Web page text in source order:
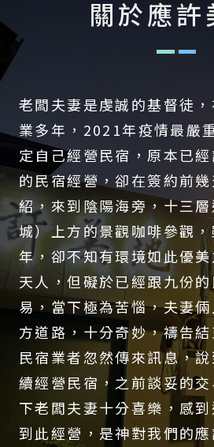
關於應許
老闆夫妻是虔誠的基督徒
業多年，2021年疫情最嚴
定自己經營民宿，原本已
的民宿經營，卻在簽約前
紹，來到陰陽海旁，十三
城）上方的景觀咖啡參觀
年，卻不知有環境如此優
天人，但礙於已經跟九份
易，當下極為苦惱，夫妻
方道路，十分奇妙，禱告
民宿業者忽然傳來訊息，
續經營民宿，之前談妥的
下老闆夫妻十分喜樂，感
到此經營，是神對我們的應